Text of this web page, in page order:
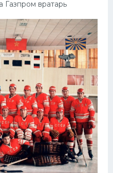
Газпром вратарь